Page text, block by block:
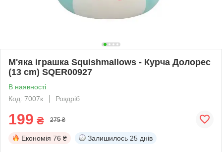
М'яка іграшка Squishmallows - Курча Долорес
(13 cm) SQER00927
В наявності
Код: 7007к
Роздріб
199 ₴ 275 ₴
Економія 76 ₴ Залишилось 25 днів